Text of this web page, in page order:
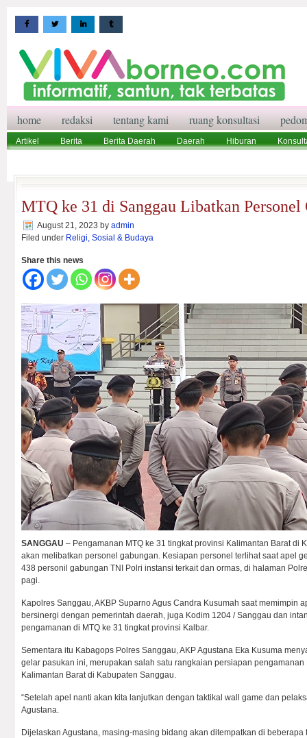
home redaksi tentang kami ruang konsultasi
Artikel Berita Berita Daerah Daerah Hiburan
MTQ ke 31 di Sanggau Libatkan Personel
August 21, 2023 by admin
Filed under Religi, Sosial & Budaya
Share this news
SANGGAU – Pengamanan MTQ ke 31 tingkat provinsi Kalimantan Barat di
akan melibatkan personel gabungan. Kesiapan personel terlihat saat apel
438 personil gabungan TNI Polri instansi terkait dan ormas, di halaman
pagi.
Kapolres Sanggau, AKBP Suparno Agus Candra Kusumah saat memimpin
bersinergi dengan pemerintah daerah, juga Kodim 1204 / Sanggau dan
pengamanan di MTQ ke 31 tingkat provinsi Kalbar.
Sementara itu Kabagops Polres Sanggau, AKP Agustana Eka Kusuma
gelar pasukan ini, merupakan salah satu rangkaian persiapan pengamanan
Kalimantan Barat di Kabupaten Sanggau.
“Setelah apel nanti akan kita lanjutkan dengan taktikal wall game dan
Agustana.
Dijelaskan Agustana, masing-masing bidang akan ditempatkan di